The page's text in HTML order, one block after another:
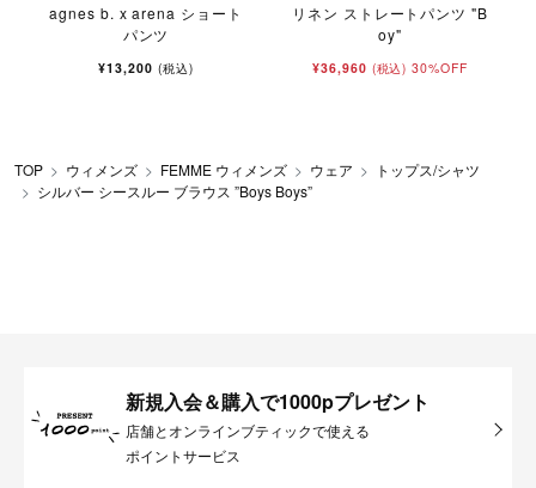
agnes b. x arena ショート
パンツ
¥13,200 (税込)
リネン ストレートパンツ "B
oy"
¥36,960 (税込) 30%OFF
TOP ウィメンズ FEMME ウィメンズ ウェア
トップス/シャツ
シルバー シースルー ブラウス ”Boys Boys”
新規入会＆購入で1000pプレゼント
店舗とオンラインブティックで使える
ポイントサービス